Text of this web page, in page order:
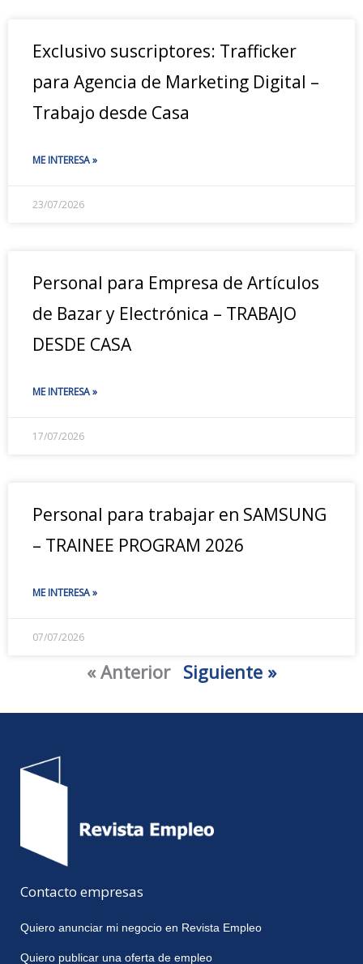
Exclusivo suscriptores: Trafficker
para Agencia de Marketing Digital –
Trabajo desde Casa
ME INTERESA »
23/07/2026
Personal para Empresa de Artículos
de Bazar y Electrónica – TRABAJO
DESDE CASA
ME INTERESA »
17/07/2026
Personal para trabajar en SAMSUNG
– TRAINEE PROGRAM 2026
ME INTERESA »
07/07/2026
« Anterior Siguiente »
Contacto empresas
Quiero anunciar mi negocio en Revista Empleo
Quiero publicar una oferta de empleo